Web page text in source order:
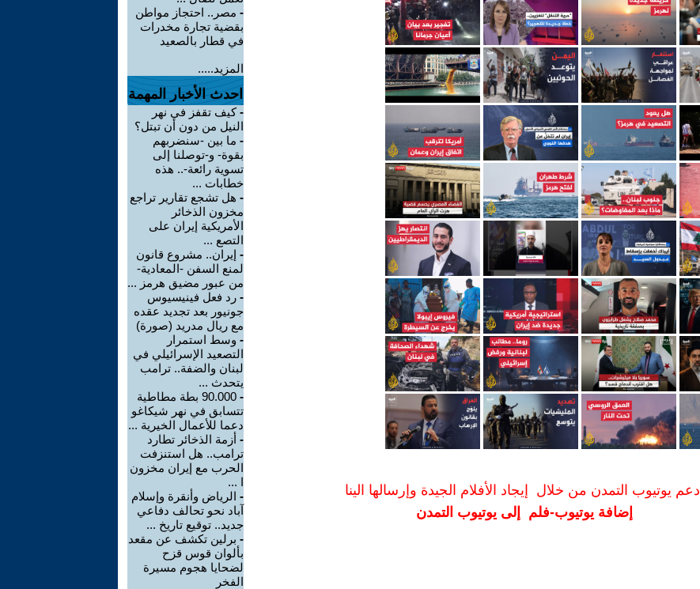
ادعم يوتيوب التمدن من خلال إيجاد الأفلام الجيدة وإرسالها الينا
إضافة يوتيوب-فلم إلى يوتيوب التمدن
- مصر.. احتجاز مواطن
بقضية تجارة مخدرات
في قطار بالصعيد
المزيد.....
احدث الأخبار المهمة
-كيف تقفز في نهر
النيل من دون أن تبتل؟
- ما بين -سنضربهم
بقوة- و-توصلنا إلى
تسوية رائعة-.. هذه
خطابات ...
- هل تشجع تقارير تراجع
مخزون الذخائر
الأمريكية إيران على
التصع ...
- إيران.. مشروع قانون
لمنع السفن -المعادية-
من عبور مضيق هرمز ...
- رد فعل فينيسيوس
جونيور بعد تجديد عقده
مع ريال مدريد (صورة)
- وسط استمرار
التصعيد الإسرائيلي في
لبنان والضفة.. ترامب
يتحدث ...
-
90.000 بطة مطاطية
تتسابق في نهر شيكاغو
دعما للأعمال الخيرية ...
- أزمة الذخائر تطارد
ترامب.. هل استنزفت
الحرب مع إيران مخزون
ا ...
- الرياض وأنقرة وإسلام
آباد نحو تحالف دفاعي
جديد.. توقيع تاريخ ...
- برلين تكشف عن مقعد
بألوان قوس قزح
لضحايا هجوم مسيرة
الفخر